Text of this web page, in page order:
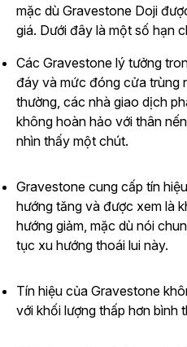
mặc dù Gravestone Doji
giá. Dưới đây là một số hạn
Các Gravestone lý tưởng
đáy và mức đóng cửa trùng
thường, các nhà giao dịch
không hoàn hảo với thân
nhìn thấy một chút.
Gravestone cung cấp tín
hướng tăng và được xem là
hướng giảm, mặc dù nói
tục xu hướng thoái lui này.
Tín hiệu của Gravestone
với khối lượng thấp hơn bình